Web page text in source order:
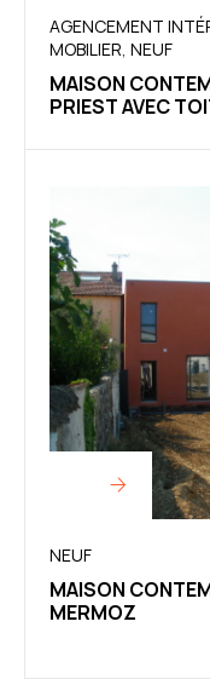
AGENCEMENT
MOBILIER, NEUF
MAISON
PRIEST AVEC
NEUF
MAISON
MERMOZ